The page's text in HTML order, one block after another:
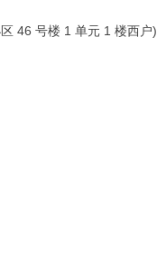
46 号楼 1 单元 1 楼西户)